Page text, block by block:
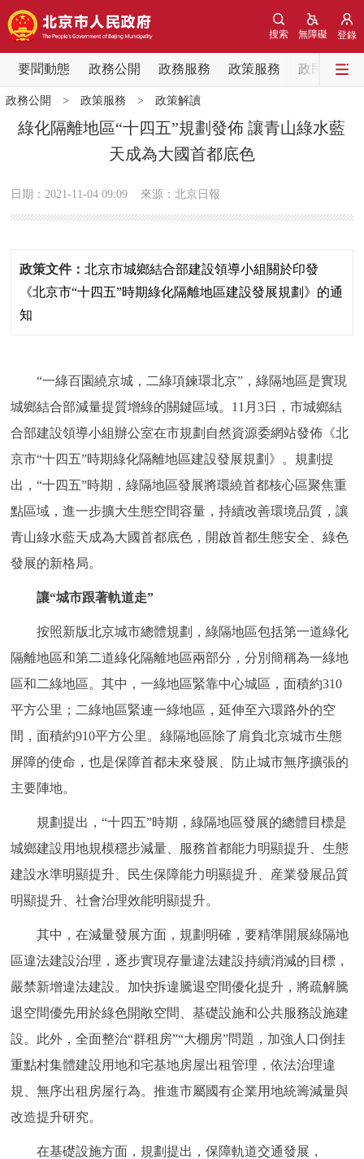
登錄
無障礙
搜索
要聞動態 政務公開 政務服務 政策服務 政民互動
要聞動態
黨中央精神 國務院資訊
會議資訊
市領導 機構職能 政策服務
政策兌現 政策解讀 回應關切
決策公開 專題公開
政務服務
個人服務 法人服務 部門服務
便民服務 利企服務 投資項目
仲介服務
政民互動
走進北京
綠色北京 圖説北京 視頻北京
多語種
ENGLISH 한국어
DEUTSCH FRANÇAIS РУССКИЙ ЯЗЫК
ESPAÑOL العربية PORTUGUÊS
政務公開 > 政策服務 > 政策解讀
綠化隔離地區“十四五”規劃發佈 讓青山綠水藍
天成為大國首都底色
日期：2021-11-04 09:09 來源：北京日報
政策文件：北京市城鄉結合部建設領導小組關於印發
《北京市“十四五”時期綠化隔離地區建設發展規劃》的通
知
“一綠百園繞京城，二綠項鍊環北京”，綠隔地區是實現
城鄉結合部減量提質增綠的關鍵區域。11月3日，市城鄉結
合部建設領導小組辦公室在市規劃自然資源委網站發佈《北
京市“十四五”時期綠化隔離地區建設發展規劃》。規劃提
出，“十四五”時期，綠隔地區發展將環繞首都核心區聚焦重
點區域，進一步擴大生態空間容量，持續改善環境品質，讓
青山綠水藍天成為大國首都底色，開啟首都生態安全、綠色
發展的新格局。
讓“城市跟著軌道走”
按照新版北京城市總體規劃，綠隔地區包括第一道綠化
隔離地區和第二道綠化隔離地區兩部分，分別簡稱為一綠地
區和二綠地區。其中，一綠地區緊靠中心城區，面積約310
平方公里；二綠地區緊連一綠地區，延伸至六環路外的空
間，面積約910平方公里。綠隔地區除了肩負北京城市生態
屏障的使命，也是保障首都未來發展、防止城市無序擴張的
主要陣地。
規劃提出，“十四五”時期，綠隔地區發展的總體目標是
城鄉建設用地規模穩步減量、服務首都能力明顯提升、生態
建設水準明顯提升、民生保障能力明顯提升、産業發展品質
明顯提升、社會治理效能明顯提升。
其中，在減量發展方面，規劃明確，要精準開展綠隔地
區違法建設治理，逐步實現存量違法建設持續消減的目標，
嚴禁新增違法建設。加快拆違騰退空間優化提升，將疏解騰
退空間優先用於綠色開敞空間、基礎設施和公共服務設施建
設。此外，全面整治“群租房”“大棚房”問題，加強人口倒挂
重點村集體建設用地和宅基地房屋出租管理，依法治理違
規、無序出租房屋行為。推進市屬國有企業用地統籌減量與
改造提升研究。
在基礎設施方面，規劃提出，保障軌道交通發展，